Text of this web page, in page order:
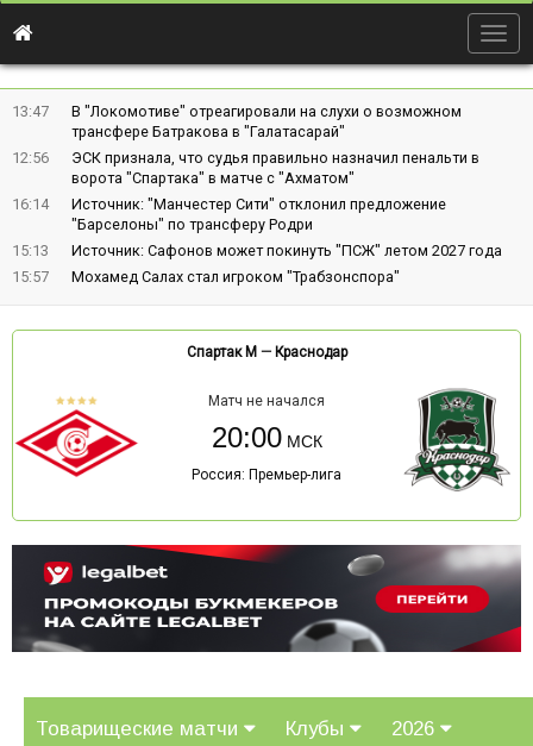
13:47
В "Локомотиве" отреагировали на слухи о возможном
трансфере Батракова в "Галатасарай"
12:56
ЭСК признала, что судья правильно назначил пенальти в
ворота "Спартака" в матче с "Ахматом"
16:14
Источник: "Манчестер Сити" отклонил предложение
"Барселоны" по трансферу Родри
15:13
Источник: Сафонов может покинуть "ПСЖ" летом 2027 года
15:57
Мохамед Салах стал игроком "Трабзонспора"
Спартак М — Краснодар
Матч не начался
20:00
Россия: Премьер-лига
Товарищеские матчи Клубы 2026